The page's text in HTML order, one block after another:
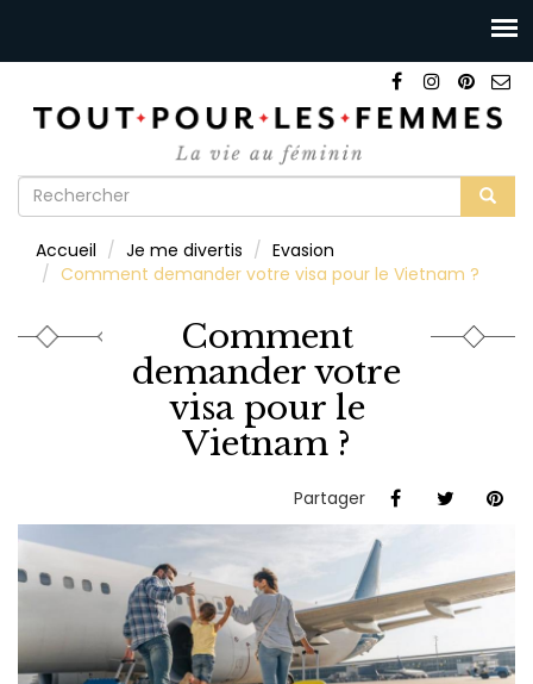
Formulaire
recherche
Accueil Je me divertis
Evasion
Comment demander votre visa pour le Vietnam ?
Comment
demander votre
visa pour le
Vietnam ?
Partager